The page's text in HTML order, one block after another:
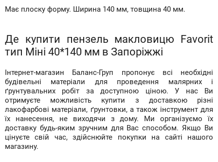
Має плоску форму. Ширина 140 мм, товщина 40 мм.
Де купити пензель макловицю Favorit
тип Міні 40*140 мм в Запоріжжі
Інтернет-магазин Баланс-Груп пропонує всі необхідні
будівельні матеріали для проведення малярних і
ґрунтувальних робіт за доступною ціною. У нас Ви
отримуєте можливість купити з доставкою різні
лакофарбові матеріали, ґрунтовки, а також інструмент для
їх нанесення, не виходячи з дому. Ми організуємо їх
доставку будь-яким зручним для Вас способом. Якщо Ви
цінуєте свій час, здійснюйте покупки на сайті нашого
магазину.